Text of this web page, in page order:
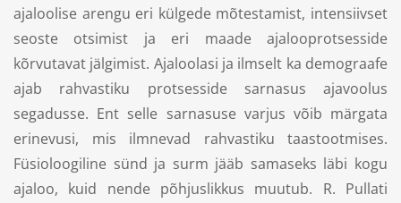
ajaloolise arengu eri külgede mõtestamist, intensiivset
seoste otsimist ja eri maade ajalooprotsesside
kõrvutavat jälgimist. Ajaloolasi ja ilmselt ka demograafe
ajab rahvastiku protsesside sarnasus ajavoolus
segadusse. Ent selle sarnasuse varjus võib märgata
erinevusi, mis ilmnevad rahvastiku taastootmises.
Füsioloogiline sünd ja surm jääb samaseks läbi kogu
ajaloo, kuid nende põhjuslikkus muutub. R. Pullati